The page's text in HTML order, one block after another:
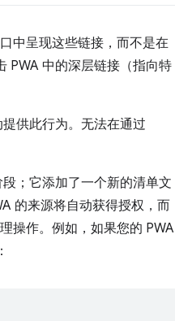
中呈现这些链接，而不是在
PWA 中的深层链接（指向特
供此行为。无法在通过
段；它添加了一个新的清单文
的来源将自动获得授权，而
操作。例如，如果您的 PWA